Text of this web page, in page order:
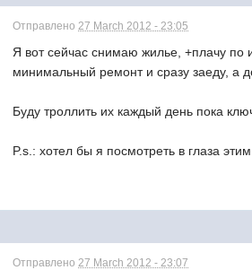
Отправлено 27 March 2012 - 23:05
Я вот сейчас снимаю жилье, +плачу по
минимальный ремонт и сразу заеду, а
Буду троллить их каждый день пока
P.s.: хотел бы я посмотреть в глаза
Отправлено 27 March 2012 - 23:07